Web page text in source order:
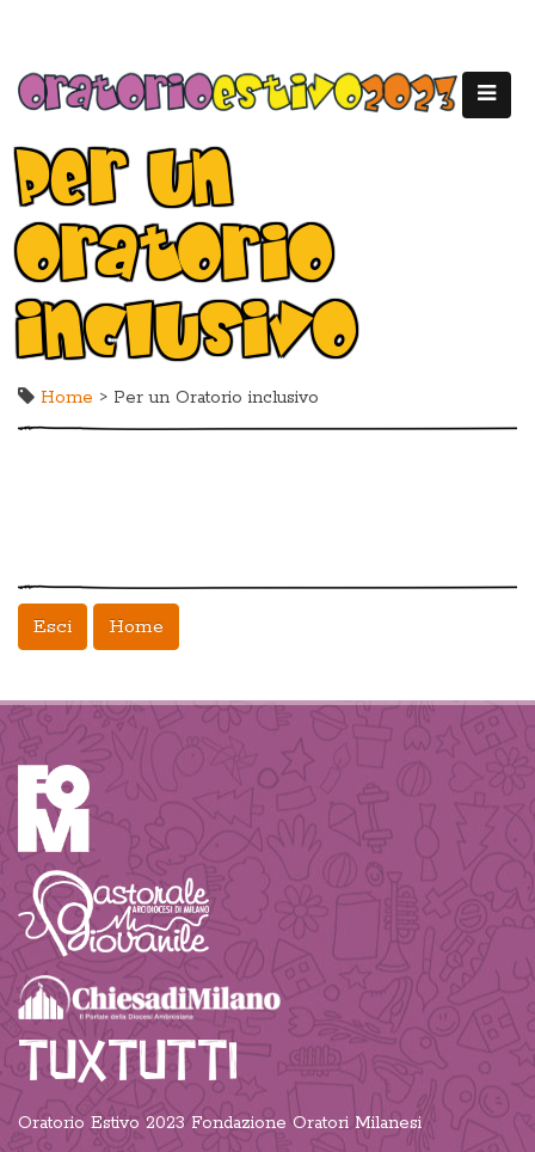
Per un
Oratorio
inclusivo
Home > Per un Oratorio inclusivo
Esci Home
TUXTUTTI
Oratorio Estivo 2023 Fondazione Oratori Milanesi